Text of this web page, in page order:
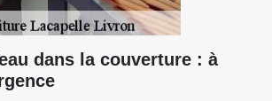
dans la couverture : à